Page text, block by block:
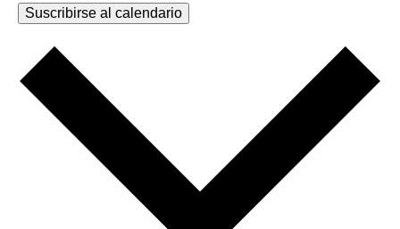
Suscribirse al calendario